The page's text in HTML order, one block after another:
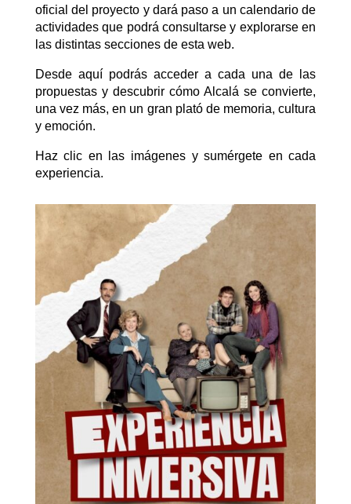
oficial del proyecto y dará paso a un calendario de
actividades que podrá consultarse y explorarse en
las distintas secciones de esta web.
Desde aquí podrás acceder a cada una de las
propuestas y descubrir cómo Alcalá se convierte,
una vez más, en un gran plató de memoria, cultura
y emoción.
Haz clic en las imágenes y sumérgete en cada
experiencia.